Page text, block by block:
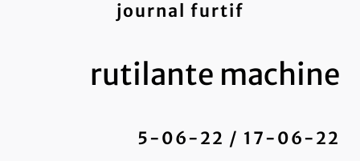
journal furtif
rutilante machine
5-06-22 / 17-06-22